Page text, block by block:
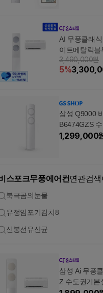
AI 무풍클래
이트메탈릭블
3,490,000원
5%
삼성 Q9000
B6474GZS
1,299,000
스포크무풍에어컨연관검색
북극곰의눈물
유정임포기김치8
신봉선유산균
삼성 Ai 무풍
Z 수도권기본